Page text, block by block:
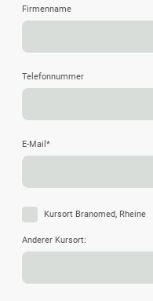
Firmenname
Telefonnummer
E-Mail *
Kursort Branomed, Rheine
Anderer Kursort: